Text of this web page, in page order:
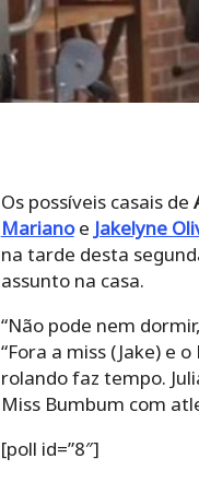
Os possíveis casais de
Marianoe Jakelyne
na tarde desta
assunto na casa.
“Não pode nem
“Fora a miss (Jake) e
rolando faz tempo.
Miss Bumbum com
[poll id=”8″]